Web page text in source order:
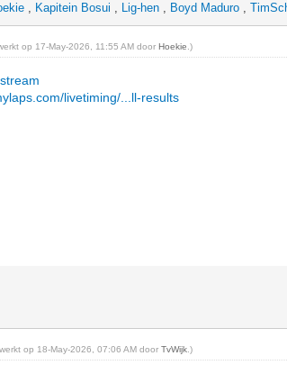
, Kapitein Bosui , Lig-hen , Boyd Maduro ,
op 17-May-2026, 11:55 AM doorHoekie .)
livetiming/...ll-results
op 18-May-2026, 07:06 AM doorTvWijk .)